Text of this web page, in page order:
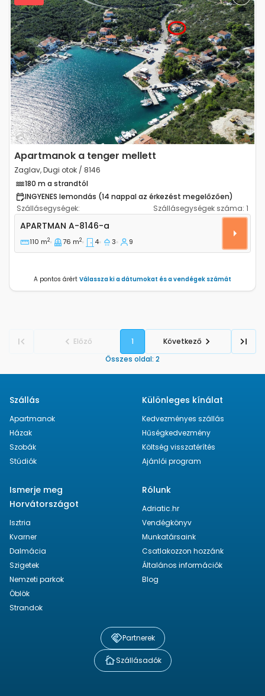
Previous Next
Apartmanok a tenger mellett
Zaglav, Dugi otok / 8146
180 m a strandtól
INGYENES lemondás (14 nappal az érkezést megelőzően)
Szállásegységek:
Szállásegységek száma: 1
Négyszobás apartman Zaglav, Dugi otok A-8146-a
APARTMAN A-8146-a
110 m2 76 m2 4 3 9
A pontos árért Válassza ki a dátumokat és a vendégek számát
Előző 1
Következő
Összes oldal: 2
Szállás
Apartmanok
Házak
Szobák
Stúdiók
Különleges kínálat
Kedvezményes szállás
Hűségkedvezmény
Költség visszatérítés
Ajánlói program
Ismerje meg
Horvátországot
Isztria
Kvarner
Dalmácia
Szigetek
Nemzeti parkok
Öblök
Strandok
Rólunk
Adriatic.hr
Vendégkönyv
Munkatársaink
Csatlakozzon hozzánk
Általános információk
Blog
Partnerek
Szállásadók